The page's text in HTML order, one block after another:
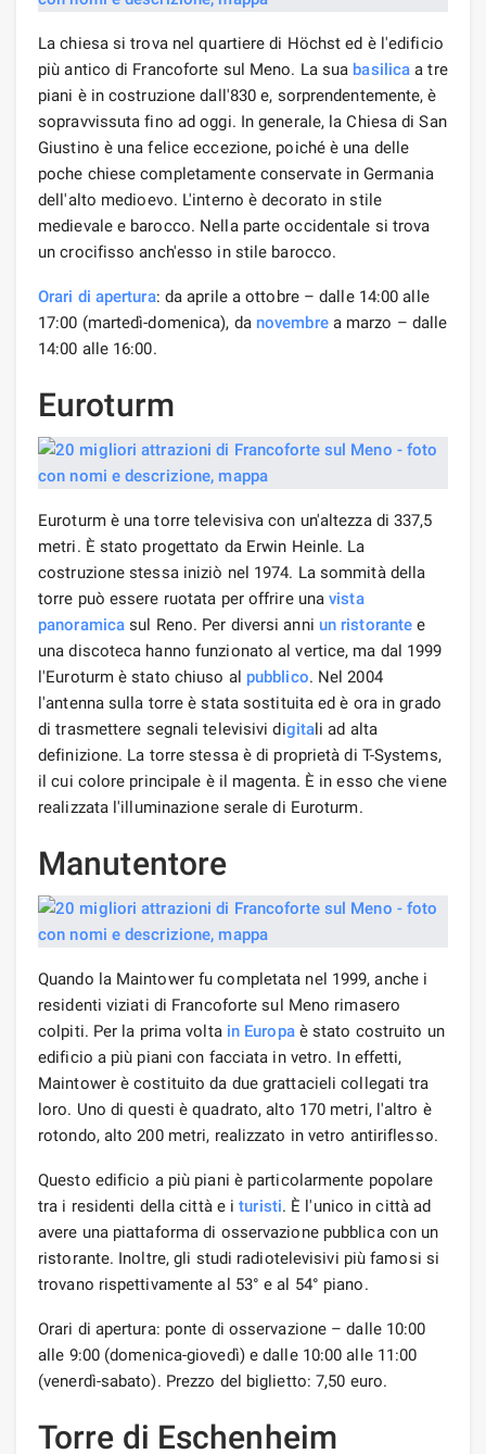
La chiesa si trova nel quartiere di Höchst ed è l'edificio
più antico di Francoforte sul Meno. La sua basilica a tre
piani è in costruzione dall'830 e, sorprendentemente, è
sopravvissuta fino ad oggi. In generale, la Chiesa di San
Giustino è una felice eccezione, poiché è una delle
poche chiese completamente conservate in Germania
dell'alto medioevo. L'interno è decorato in stile
medievale e barocco. Nella parte occidentale si trova
un crocifisso anch'esso in stile barocco.
Orari di apertura: da aprile a ottobre – dalle 14:00 alle
17:00 (martedì-domenica), da novembrea marzo – dalle
14:00 alle 16:00.
Euroturm
Euroturm è una torre televisiva con un'altezza di 337,5
metri. È stato progettato da Erwin Heinle. La
costruzione stessa iniziò nel 1974. La sommità della
torre può essere ruotata per offrire unavista
panoramica sul Reno. Per diversi anni un ristorante e
una discoteca hanno funzionato al vertice, ma dal 1999
l'Euroturm è stato chiuso al pubblico. Nel 2004
l'antenna sulla torre è stata sostituita ed è ora in grado
di trasmettere segnali televisivi digitali ad alta
definizione. La torre stessa è di proprietà di T-Systems,
il cui colore principale è il magenta. È in esso che viene
realizzata l'illuminazione serale di Euroturm.
Manutentore
Quando la Maintower fu completata nel 1999, anche i
residenti viziati di Francoforte sul Meno rimasero
colpiti. Per la prima volta in Europaè stato costruito un
edificio a più piani con facciata in vetro. In effetti,
Maintower è costituito da due grattacieli collegati tra
loro. Uno di questi è quadrato, alto 170 metri, l'altro è
rotondo, alto 200 metri, realizzato in vetro antiriflesso.
Questo edificio a più piani è particolarmente popolare
tra i residenti della città e ituristi. È l'unico in città ad
avere una piattaforma di osservazione pubblica con un
ristorante. Inoltre, gli studi radiotelevisivi più famosi si
trovano rispettivamente al 53° e al 54° piano.
Orari di apertura: ponte di osservazione – dalle 10:00
alle 9:00 (domenica-giovedì) e dalle 10:00 alle 11:00
(venerdì-sabato). Prezzo del biglietto: 7,50 euro.
Torre di Eschenheim